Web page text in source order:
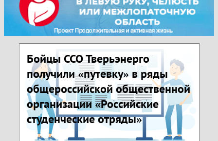
Бойцы ССО Тверьэнерго
получили «путевку» в ряды
общероссийской общественной
организации «Российские
студенческие отряды»